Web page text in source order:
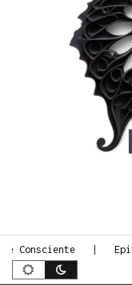
Consciente